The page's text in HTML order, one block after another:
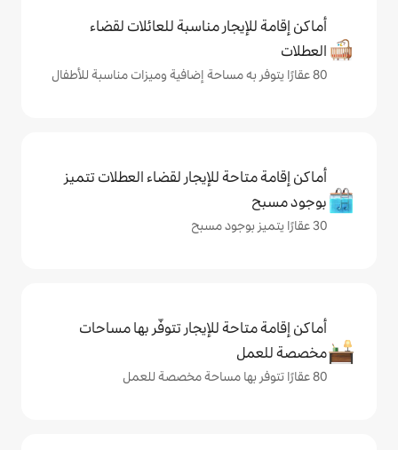
مناسبة للعائلات لقضاء
للإيجار لقضاء العطلات تتميز
للإيجار تتوفّر بها مساحات